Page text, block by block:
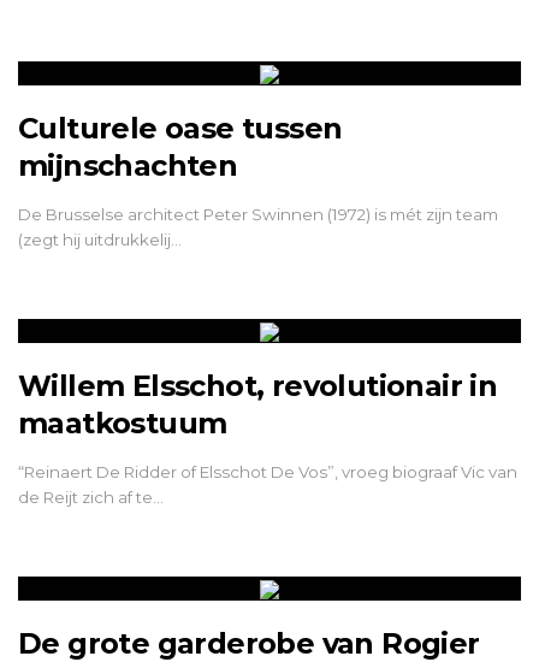
Culturele oase tussen
mijnschachten
De Brusselse architect Peter Swinnen (1972) is mét zijn team
(zegt hij uitdrukkelij…
Willem Elsschot, revolutionair in
maatkostuum
“Reinaert De Ridder of Elsschot De Vos”, vroeg biograaf Vic van
de Reijt zich af te…
De grote garderobe van Rogier